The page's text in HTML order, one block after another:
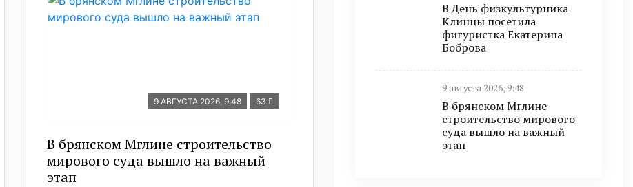
9 АВГУСТА 2026, 9:48 63
В брянском Мглине строительство
мирового суда вышло на важный
этап
В День физкультурника
Клинцы посетила
фигуристка Екатерина
Боброва
9 августа 2026, 9:48
В брянском Мглине
строительство мирового
суда вышло на важный
этап